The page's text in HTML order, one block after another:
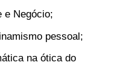
e Negócio;
pessoal;
na ótica do